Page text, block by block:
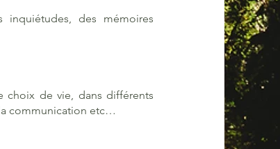
des mémoires
choix de vie, dans différents
communication etc…